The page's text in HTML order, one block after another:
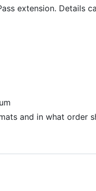
extension. Details
and in what order